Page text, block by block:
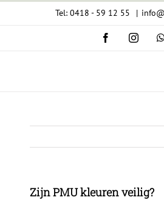
Tel: 0418 - 59 12 55 |
Facebook
Zijn PMU kleuren veilig?